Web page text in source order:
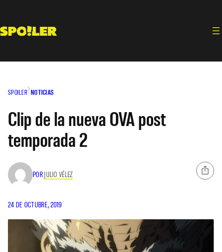
contenido
SPOILER NOTICIAS
Clip de la nueva OVA post
temporada 2
POR JULIO VÉLEZ
24 DE OCTUBRE, 2019